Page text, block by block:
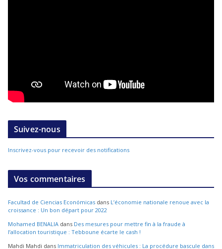
Suivez-nous
Inscrivez-vous pour recevoir des notifications
Vos commentaires
Facultad de Ciencias Económicas dans L’économie nationale renoue avec la
croissance : Un bon départ pour 2022
Mohamed BENALIA dans Des mesures pour mettre fin à la fraude à
l’allocation touristique : Tebboune écarte le cash !
Mahdi Mahdi dans Immatriculation des véhicules : La procédure bascule dans